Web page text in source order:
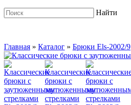
Найти
Главная » Каталог » Брюки Els-2002/9